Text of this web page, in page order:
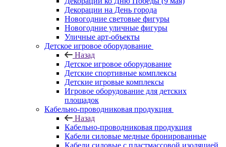
Декорации на День города
Новогодние световые фигуры
Новогодние уличные фигуры
Уличные арт-объекты
Детское игровое оборудование
Назад
Детское игровое оборудование
Детские спортивные комплексы
Детские игровые комплексы
Игровое оборудование для детских
площадок
Кабельно-проводниковая продукция
Назад
Кабельно-проводниковая продукция
Кабели силовые медные бронированные
Кабели силовые с пластмассовой изоляцией